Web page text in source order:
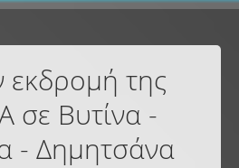
εκδρομή της
σε Βυτίνα -
- Δημητσάνα